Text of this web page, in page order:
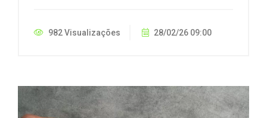
982 Visualizações 28/02/26 09:00